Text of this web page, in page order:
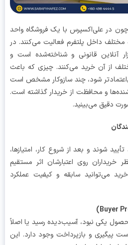
علی‌اکسپرس با یک فروشگاه واحد
داخل پلتفرم فعالیت می‌کنند. در
قانونی و شناخته‌شده است و
آن خرید می‌کنند. چیزی که باعث
شود، چند سازوکار مشخص است
و محافظت از خریدار گذاشته است.
می‌بینید.
و بعد از شروع کار، امتیازها،
روی اعتبارشان اثر مستقیم
سابقه و کیفیت عملکرد
نبود، آسیب‌دیده رسید یا اصلاً
و بازپرداخت وجود دارد. این